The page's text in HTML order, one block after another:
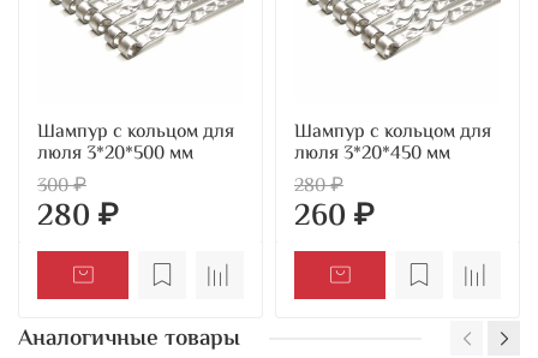
Шампур с кольцом для
люля 3*20*500 мм
300 ₽
280 ₽
Шампур с кольцом для
люля 3*20*450 мм
280 ₽
260 ₽
Аналогичные товары